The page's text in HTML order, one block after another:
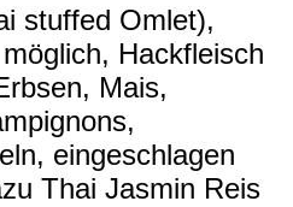
stuffed Omlet),
Hackfleisch
Mais,
eingeschlagen
Thai Jasmin Reis